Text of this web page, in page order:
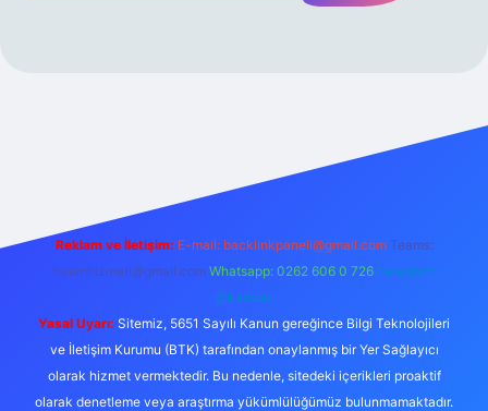
Reklam ve İletişim: E-mail: backlinkpaneli@gmail.com Teams:
forumhizmeti@gmail.com Whatsapp: 0262 606 0 726 Telegram:
@karabul
Yasal Uyarı: Sitemiz, 5651 Sayılı Kanun gereğince Bilgi Teknolojileri
ve İletişim Kurumu (BTK) tarafından onaylanmış bir Yer Sağlayıcı
olarak hizmet vermektedir. Bu nedenle, sitedeki içerikleri proaktif
olarak denetleme veya araştırma yükümlülüğümüz bulunmamaktadır.